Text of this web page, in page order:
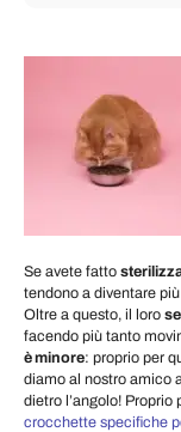
Se avete fatto
tendono a diventare più
Oltre a questo, il loro
facendo più tanto
è minore: proprio per
diamo al nostro amico
dietro l’angolo!
crocchette specifiche